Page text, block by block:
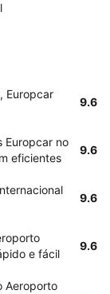
Europcar
9.6
Europcar no
eficientes
9.6
9.6
e fácil
9.6
Aeroporto